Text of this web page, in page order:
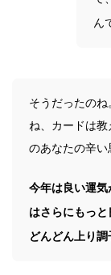
ん
そうだったの
ね、カードは教
のあなたの辛い
今年は良い運
はさらにもっと
どんどん上り調